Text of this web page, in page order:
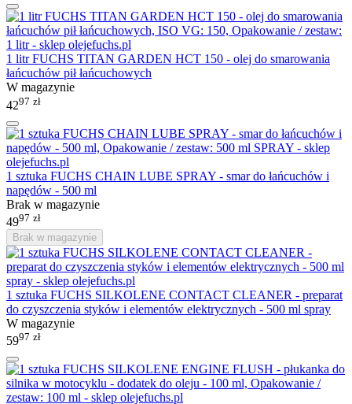
1 litr FUCHS TITAN GARDEN HCT 150 - olej do smarowania
łańcuchów pił łańcuchowych
W magazynie
4297 zł
1 sztuka FUCHS CHAIN LUBE SPRAY - smar do łańcuchów i
napędów - 500 ml
Brak w magazynie
4997 zł
Brak w magazynie
1 sztuka FUCHS SILKOLENE CONTACT CLEANER - preparat
do czyszczenia styków i elementów elektrycznych - 500 ml spray
W magazynie
5997 zł